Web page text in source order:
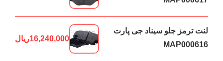
لنت ترمز جلو سیناد جی پارت
MAP000616
16,240,000ریال